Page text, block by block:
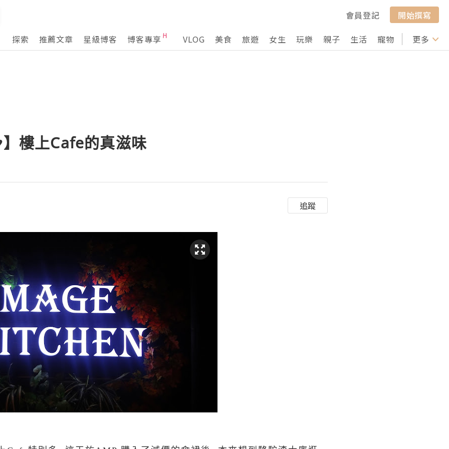
會員登記
開始撰寫
探索
推薦文章 星級博客 博客專享 VLOG 美食 旅遊 女生 玩樂 親子 生活 寵物 行山 打卡
更多
樓上Cafe的真滋味
追蹤